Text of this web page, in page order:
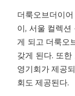
더룩오브더이
이, 서울 컬렉
게 되고 더룩오
갖게 된다. 또
영기회가 제공
회도 제공된다.